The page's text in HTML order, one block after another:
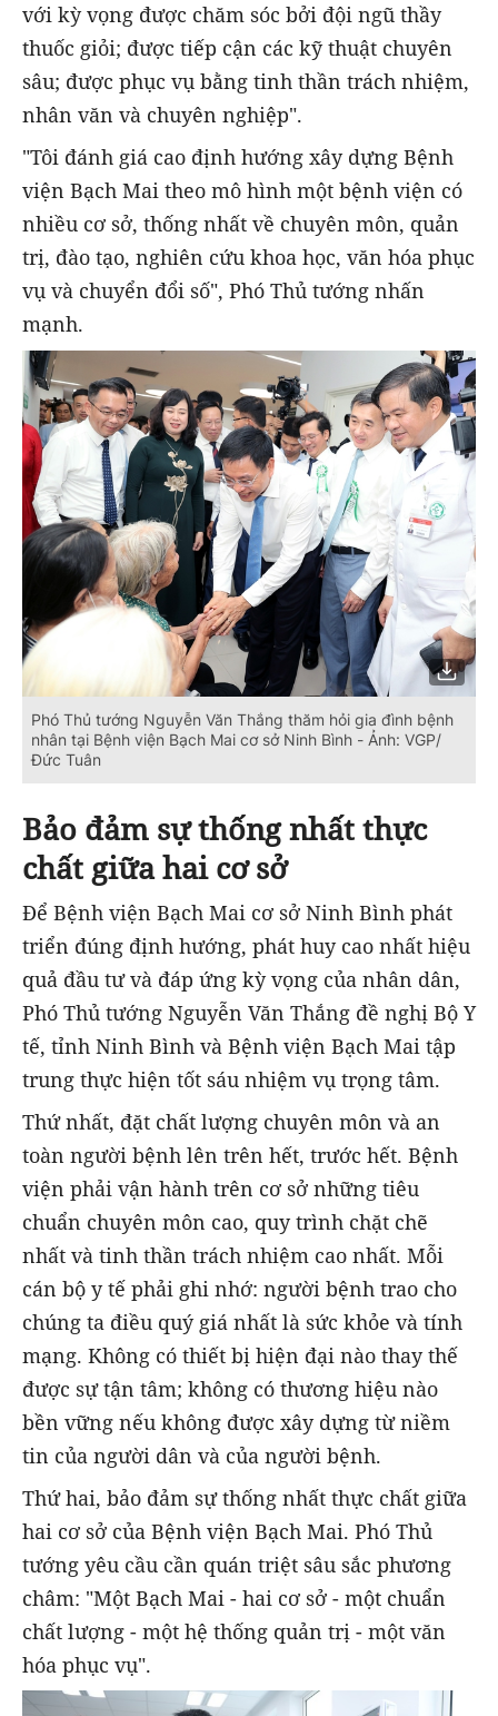
với kỳ vọng được chăm sóc bởi đội ngũ thầy
thuốc giỏi; được tiếp cận các kỹ thuật chuyên
sâu; được phục vụ bằng tinh thần trách nhiệm,
nhân văn và chuyên nghiệp".
"Tôi đánh giá cao định hướng xây dựng Bệnh
viện Bạch Mai theo mô hình một bệnh viện có
nhiều cơ sở, thống nhất về chuyên môn, quản
trị, đào tạo, nghiên cứu khoa học, văn hóa phục
vụ và chuyển đổi số", Phó Thủ tướng nhấn
mạnh.
Phó Thủ tướng Nguyễn Văn Thắng thăm hỏi gia đình bệnh
nhân tại Bệnh viện Bạch Mai cơ sở Ninh Bình - Ảnh: VGP/
Đức Tuân
Bảo đảm sự thống nhất thực
chất giữa hai cơ sở
Để Bệnh viện Bạch Mai cơ sở Ninh Bình phát
triển đúng định hướng, phát huy cao nhất hiệu
quả đầu tư và đáp ứng kỳ vọng của nhân dân,
Phó Thủ tướng Nguyễn Văn Thắng đề nghị Bộ Y
tế, tỉnh Ninh Bình và Bệnh viện Bạch Mai tập
trung thực hiện tốt sáu nhiệm vụ trọng tâm.
Thứ nhất, đặt chất lượng chuyên môn và an
toàn người bệnh lên trên hết, trước hết. Bệnh
viện phải vận hành trên cơ sở những tiêu
chuẩn chuyên môn cao, quy trình chặt chẽ
nhất và tinh thần trách nhiệm cao nhất. Mỗi
cán bộ y tế phải ghi nhớ: người bệnh trao cho
chúng ta điều quý giá nhất là sức khỏe và tính
mạng. Không có thiết bị hiện đại nào thay thế
được sự tận tâm; không có thương hiệu nào
bền vững nếu không được xây dựng từ niềm
tin của người dân và của người bệnh.
Thứ hai, bảo đảm sự thống nhất thực chất giữa
hai cơ sở của Bệnh viện Bạch Mai. Phó Thủ
tướng yêu cầu cần quán triệt sâu sắc phương
châm: "Một Bạch Mai - hai cơ sở - một chuẩn
chất lượng - một hệ thống quản trị - một văn
hóa phục vụ".